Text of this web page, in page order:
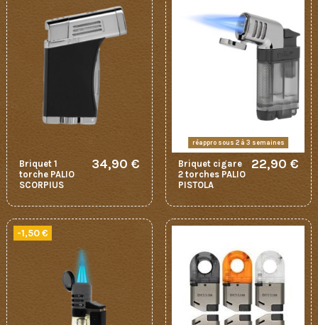
Briquet 1
torche PALIO
SCORPIUS
34,90 €
réappro sous 2 à 3 semaines
Briquet cigare
2 torches PALIO
PISTOLA
22,90 €
-1,50 €